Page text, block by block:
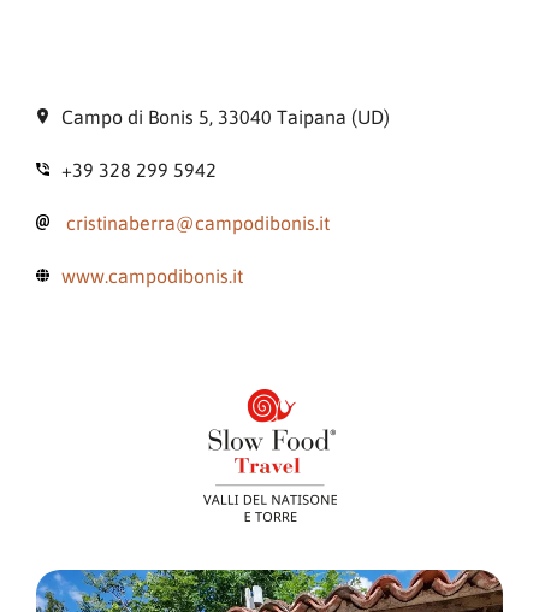
Campo di Bonis 5, 33040 Taipana (UD)
+39 328 299 5942
cristinaberra@campodibonis.it
www.campodibonis.it